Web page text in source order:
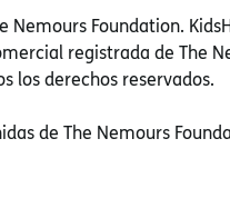
Nemours Foundation.
registrada de The
los derechos reservados.
de The Nemours